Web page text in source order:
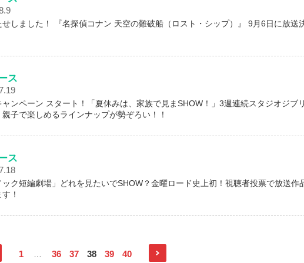
せしました！ 『名探偵コナン 天空の難破船（ロスト・シップ）』 9月6日に放送
ス
ャンペーン スタート！「夏休みは、家族で見まSHOW！」3週連続スタジオジブ
親子で楽しめるラインナップが勢ぞろい！！
ス
ック短編劇場」どれを見たいでSHOW？金曜ロード史上初！視聴者投票で放送作
！
1 36 37 38 39 40